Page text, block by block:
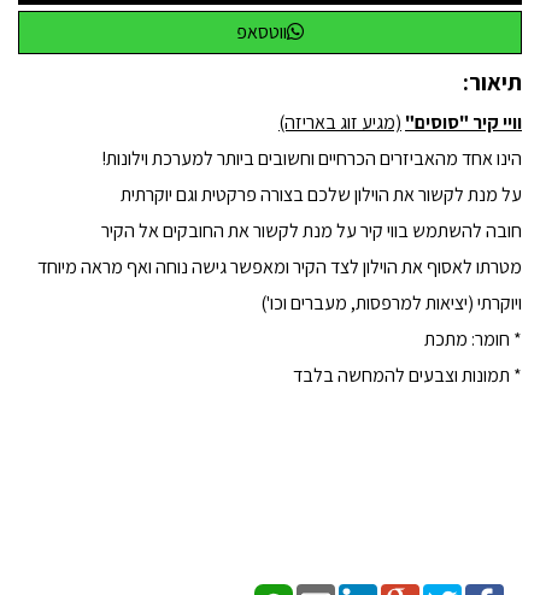
ווטסאפ
תיאור:
וויי קיר "סוסים" (מגיע זוג באריזה)
הינו אחד מהאביזרים הכרחיים וחשובים ביותר למערכת וילונות!
על מנת לקשור את הוילון שלכם בצורה פרקטית וגם יוקרתית
חובה להשתמש בווי קיר על מנת לקשור את החובקים אל הקיר
מטרתו לאסוף את הוילון לצד הקיר ומאפשר גישה נוחה ואף מראה מיוחד
ויוקרתי (יציאות למרפסות, מעברים וכו')
* חומר: מתכת
* תמונות וצבעים להמחשה בלבד